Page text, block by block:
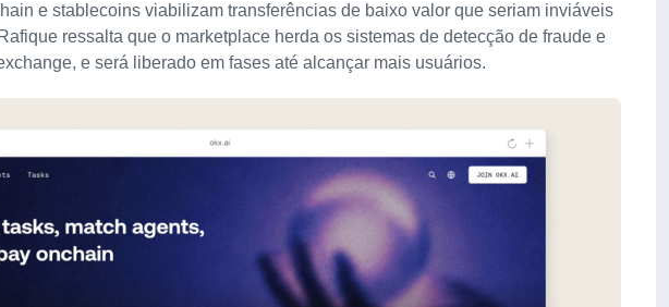
e stablecoins viabilizam transferências de baixo valor que seriam inviáveis
ressalta que o marketplace herda os sistemas de detecção de fraude e
e será liberado em fases até alcançar mais usuários.